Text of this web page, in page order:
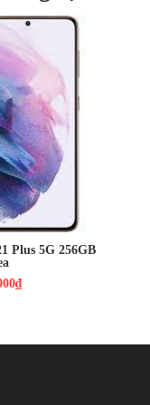
2X,
256GB
MP & Phụ 64
Plus 5G 256GB